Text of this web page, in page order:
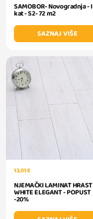
SAMOBOR- Novogradnja - I
kat - S2- 72 m2
SAZNAJ VIŠE
13,01 €
NJEMAČKI LAMINAT HRAST
WHITE ELEGANT - POPUST
-20%